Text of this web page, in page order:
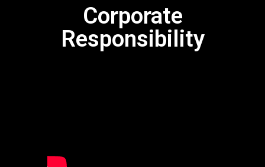
Corporate
Responsibility